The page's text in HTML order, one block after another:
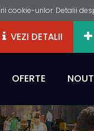
cookie-urilor. Detalii
VEZI DETALII
OFERTE